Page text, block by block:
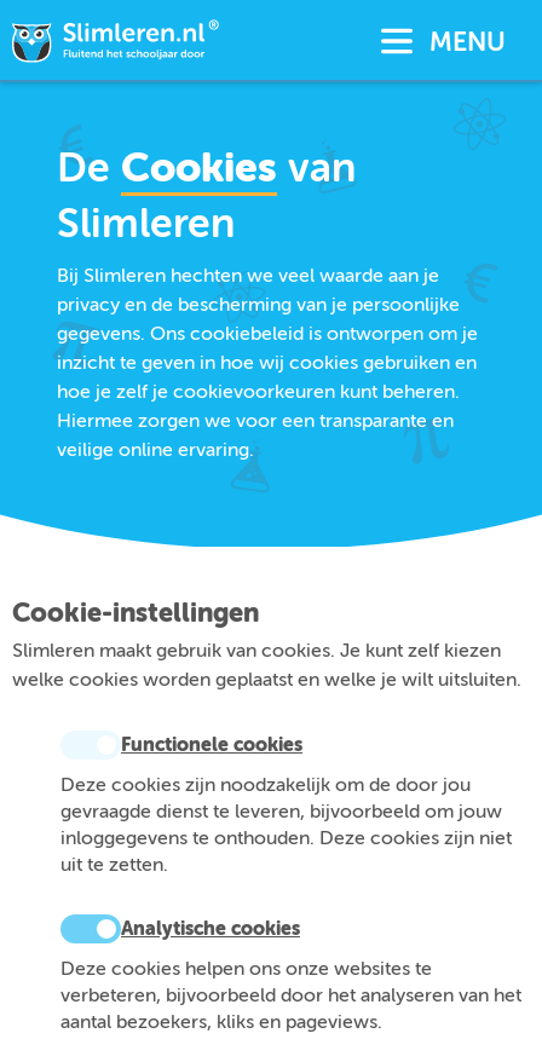
MENU
De Cookies van
Slimleren
Bij Slimleren hechten we veel waarde aan je
privacy en de bescherming van je persoonlijke
gegevens. Ons cookiebeleid is ontworpen om je
inzicht te geven in hoe wij cookies gebruiken en
hoe je zelf je cookievoorkeuren kunt beheren.
Hiermee zorgen we voor een transparante en
veilige online ervaring.
Cookie-instellingen
Slimleren maakt gebruik van cookies. Je kunt zelf kiezen
welke cookies worden geplaatst en welke je wilt uitsluiten.
Functionele cookies
Deze cookies zijn noodzakelijk om de door jou
gevraagde dienst te leveren, bijvoorbeeld om jouw
inloggegevens te onthouden. Deze cookies zijn niet
uit te zetten.
Analytische cookies
Deze cookies helpen ons onze websites te
verbeteren, bijvoorbeeld door het analyseren van het
aantal bezoekers, kliks en pageviews.